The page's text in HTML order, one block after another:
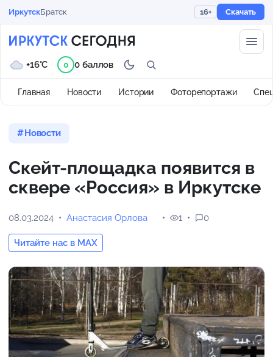
ИркутскБратск 16+ Скачать
Главная Новости Истории Фоторепортажи
+16°C 0 0 баллов
Новости
Скейт-площадка появится в
сквере «Россия» в Иркутске
08.03.2024 Анастасия Орлова
Читайте нас в MAX
1 0